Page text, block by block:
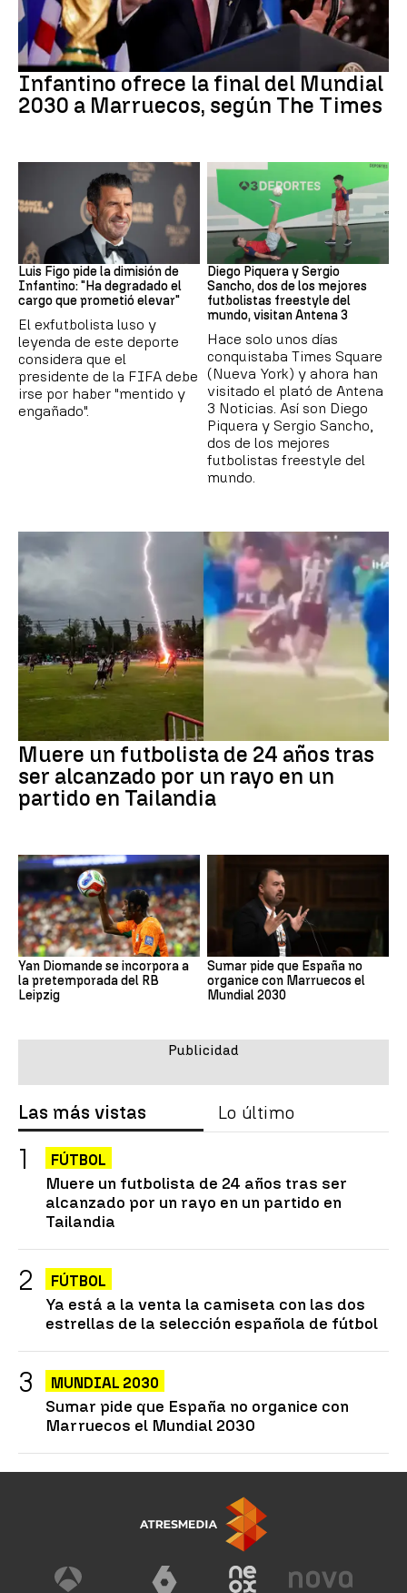
Mundial 2030
Infantino ofrece la final del Mundial
2030 a Marruecos, según The Times
FIFA
Luis Figo pide la dimisión de
Infantino: "Ha degradado el
cargo que prometió elevar"
El exfutbolista luso y
leyenda de este deporte
considera que el
presidente de la FIFA debe
irse por haber "mentido y
engañado".
Fútbol
Diego Piquera y Sergio
Sancho, dos de los mejores
futbolistas freestyle del
mundo, visitan Antena 3
Hace solo unos días
conquistaba Times Square
(Nueva York) y ahora han
visitado el plató de Antena
3 Noticias. Así son Diego
Piquera y Sergio Sancho,
dos de los mejores
futbolistas freestyle del
mundo.
Muere un futbolista de 24 años tras
ser alcanzado por un rayo en un
partido en Tailandia
Yan Diomande se incorpora a
la pretemporada del RB
Leipzig
Sumar pide que España no
organice con Marruecos el
Mundial 2030
Las más vistas Lo último
FÚTBOL
Muere un futbolista de 24 años tras ser
alcanzado por un rayo en un partido en
Tailandia
FÚTBOL
Ya está a la venta la camiseta con las dos
estrellas de la selección española de fútbol
MUNDIAL 2030
Sumar pide que España no organice con
Marruecos el Mundial 2030